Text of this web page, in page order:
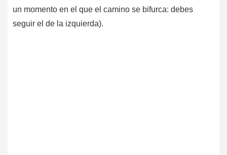
un momento en el que el camino se bifurca: debes
seguir el de la izquierda).